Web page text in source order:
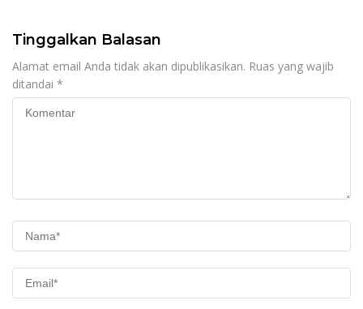
Tinggalkan Balasan
Alamat email Anda tidak akan dipublikasikan. Ruas yang wajib
ditandai *